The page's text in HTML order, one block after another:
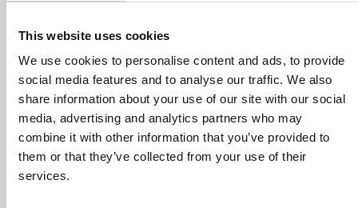
This website uses cookies
We use cookies to personalise content and ads, to provide
social media features and to analyse our traffic. We also
share information about your use of our site with our social
media, advertising and analytics partners who may
combine it with other information that you’ve provided to
them or that they’ve collected from your use of their
services.